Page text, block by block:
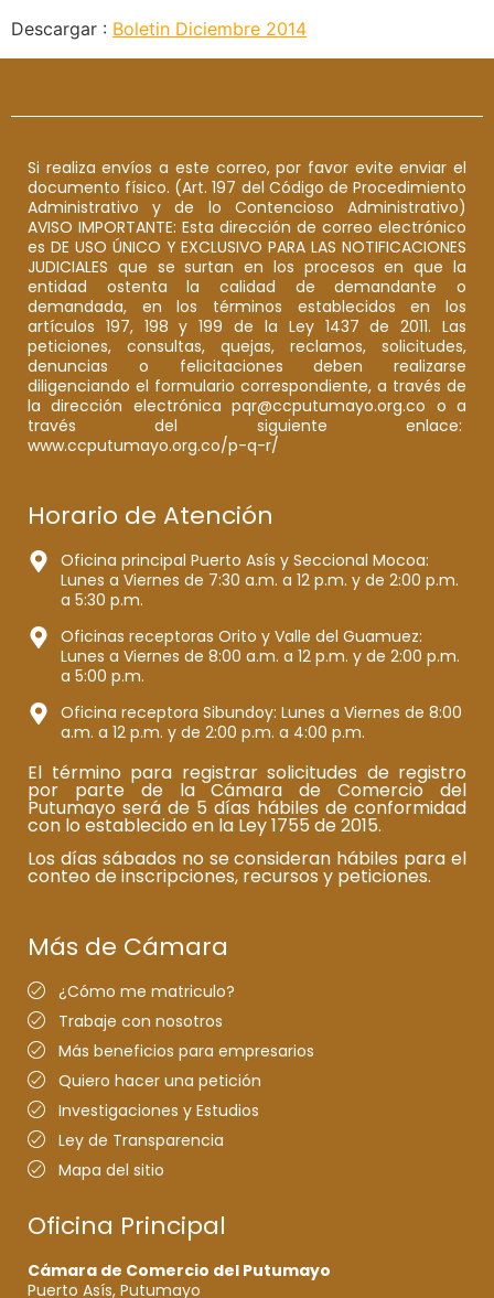
Descargar : Boletin Diciembre 2014
Si realiza envíos a este correo, por favor evite enviar el
documento físico. (Art. 197 del Código de Procedimiento
Administrativo y de lo Contencioso Administrativo)
AVISO IMPORTANTE: Esta dirección de correo electrónico
es DE USO ÚNICO Y EXCLUSIVO PARA LAS NOTIFICACIONES
JUDICIALES que se surtan en los procesos en que la
entidad ostenta la calidad de demandante o
demandada, en los términos establecidos en los
artículos 197, 198 y 199 de la Ley 1437 de 2011. Las
peticiones, consultas, quejas, reclamos, solicitudes,
denuncias o felicitaciones deben realizarse
diligenciando el formulario correspondiente, a través de
la dirección electrónica pqr@ccputumayo.org.co o a
través del siguiente enlace:
www.ccputumayo.org.co/p-q-r/
Horario de Atención
Oficina principal Puerto Asís y Seccional Mocoa:
Lunes a Viernes de 7:30 a.m. a 12 p.m. y de 2:00 p.m.
a 5:30 p.m.
Oficinas receptoras Orito y Valle del Guamuez:
Lunes a Viernes de 8:00 a.m. a 12 p.m. y de 2:00 p.m.
a 5:00 p.m.
Oficina receptora Sibundoy: Lunes a Viernes de 8:00
a.m. a 12 p.m. y de 2:00 p.m. a 4:00 p.m.
El término para registrar solicitudes de registro
por parte de la Cámara de Comercio del
Putumayo será de 5 días hábiles de conformidad
con lo establecido en la Ley 1755 de 2015.
Los días sábados no se consideran hábiles para el
conteo de inscripciones, recursos y peticiones.
Más de Cámara
¿Cómo me matriculo?
Trabaje con nosotros
Más beneficios para empresarios
Quiero hacer una petición
Investigaciones y Estudios
Ley de Transparencia
Mapa del sitio
Oficina Principal
Cámara de Comercio del Putumayo
Puerto Asís, Putumayo